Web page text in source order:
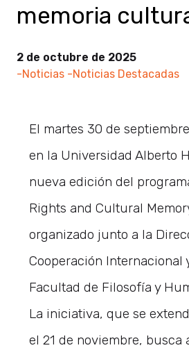
memoria
2 de octubre de 2025
-Noticias -Noticias Destacadas
El martes 30 de
en la Universidad Alberto
nueva edición del
Rights and Cultural
organizado junto a la
Cooperación Internacional
Facultad de Filosofía y
La iniciativa, que se
el 21 de noviembre, busca